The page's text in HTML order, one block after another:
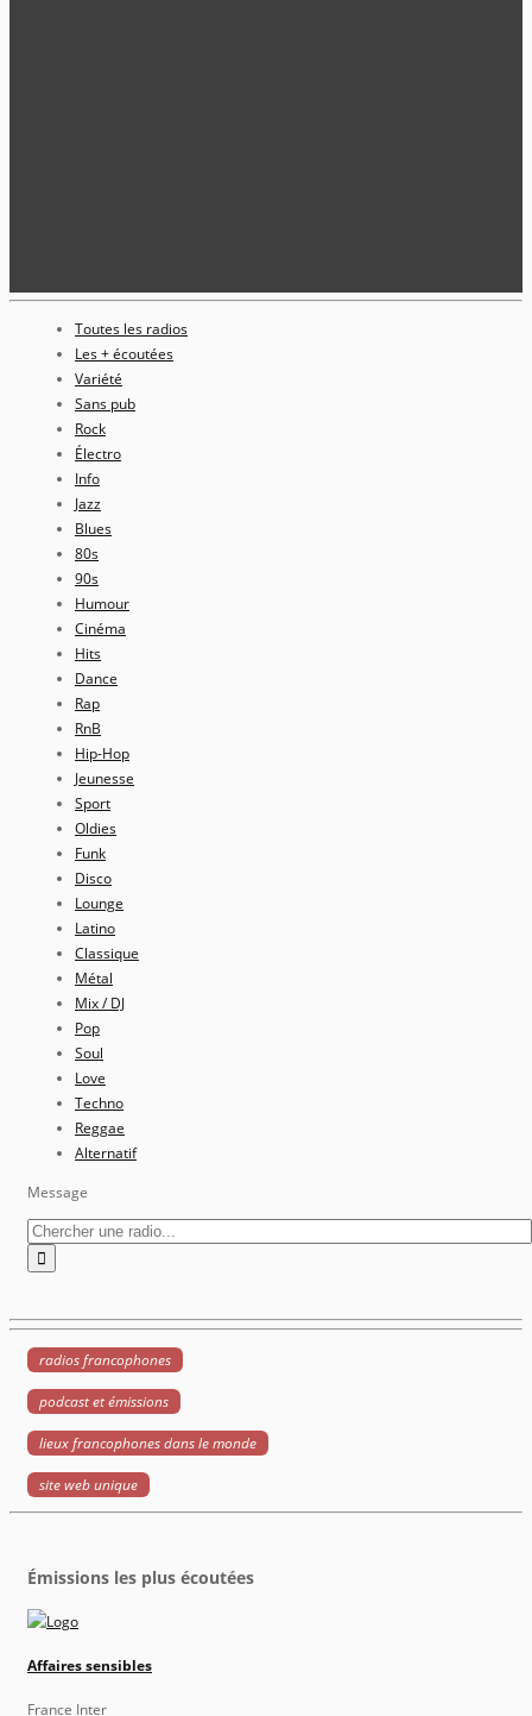
Toutes les radios
Les + écoutées
Variété
Sans pub
Rock
Électro
Info
Jazz
Blues
80s
90s
Humour
Cinéma
Hits
Dance
Rap
RnB
Hip-Hop
Jeunesse
Sport
Oldies
Funk
Disco
Lounge
Latino
Classique
Métal
Mix / DJ
Pop
Soul
Love
Techno
Reggae
Alternatif
Message
radios francophones
podcast et émissions
lieux francophones dans le monde
site web unique
Émissions les plus écoutées
Affaires sensibles
France Inter